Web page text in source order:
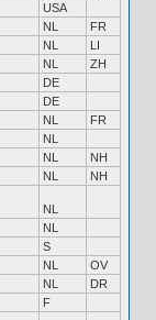
USA
NL
FR
NL
LI
NL
ZH
DE
DE
NL
FR
NL
NL
NH
NL NH
NL
NL
S
NL
OV
NL
DR
F